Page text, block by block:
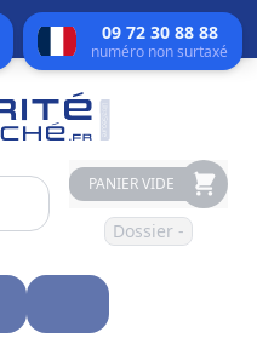
09 72 30 88 88
numéro non surtaxé
PANIER VIDE
Dossier -